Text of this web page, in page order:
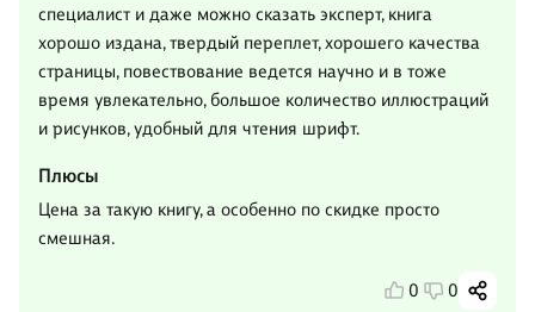
специалист и даже можно сказать эксперт, книга
хорошо издана, твердый переплет, хорошего качества
страницы, повествование ведется научно и в тоже
время увлекательно, большое количество иллюстраций
и рисунков, удобный для чтения шрифт.
Плюсы
Цена за такую книгу, а особенно по скидке просто
смешная.
0 0